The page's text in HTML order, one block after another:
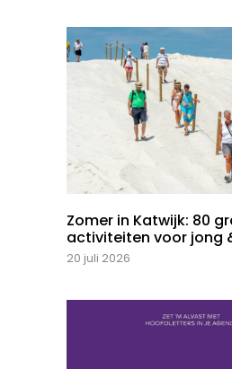
Zomer in Katwijk: 80
activiteiten voor jong
20 juli 2026